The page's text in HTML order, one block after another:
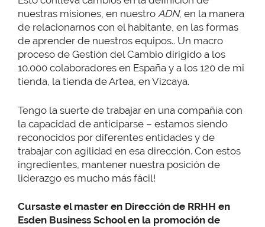
nuestras misiones, en nuestro ADN, en la manera
de relacionarnos con el habitante, en las formas
de aprender de nuestros equipos.. Un macro
proceso de Gestión del Cambio dirigido a los
10.000 colaboradores en España y a los 120 de mi
tienda, la tienda de Artea, en Vizcaya.
Tengo la suerte de trabajar en una compañía con
la capacidad de anticiparse – estamos siendo
reconocidos por diferentes entidades y de
trabajar con agilidad en esa dirección. Con estos
ingredientes, mantener nuestra posición de
liderazgo es mucho más fácil!
Cursaste el master en Dirección de RRHH en
Esden Business School en la promoción de